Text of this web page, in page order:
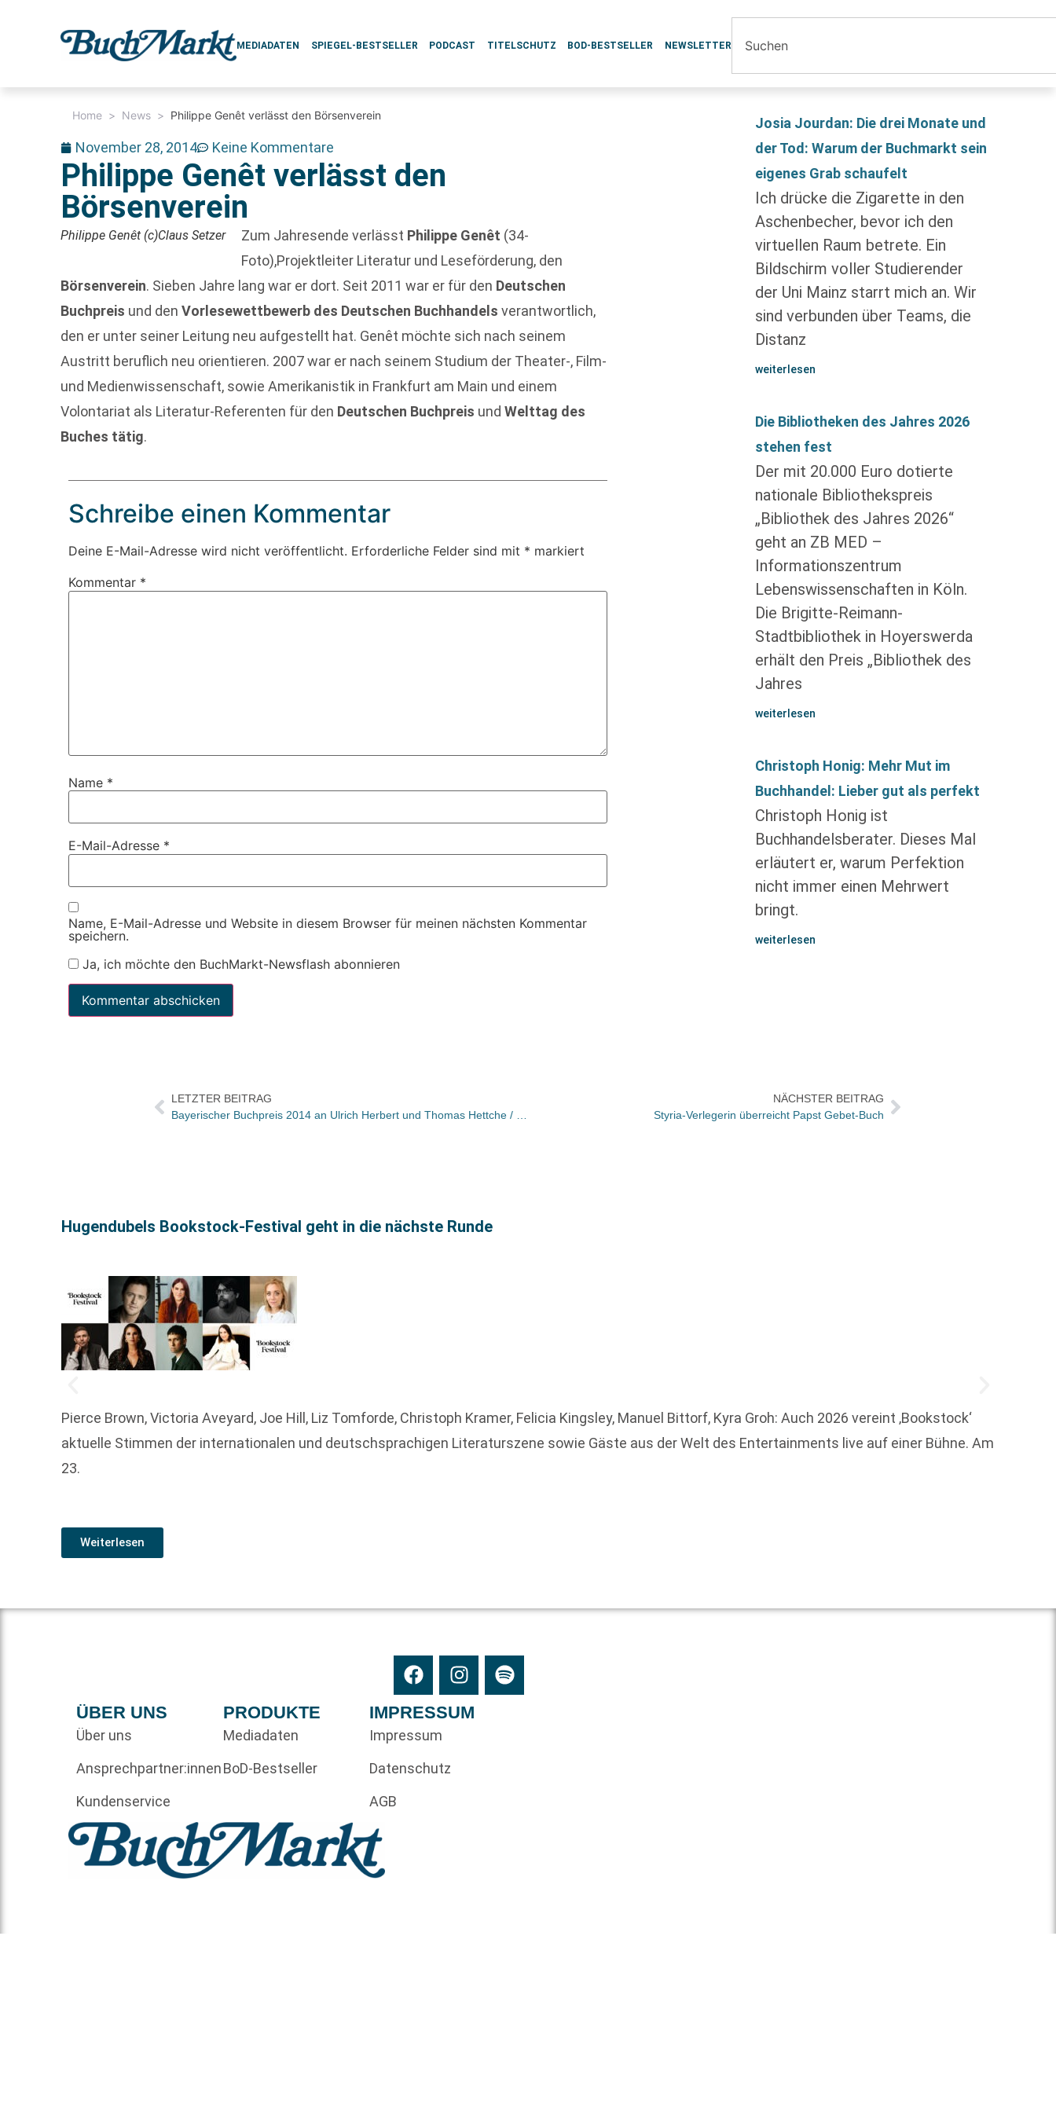
MEDIADATEN SPIEGEL-BESTSELLER PODCAST TITELSCHUTZ BOD-BESTSELLER NEWSLETTER
Home > News > Philippe Genêt verlässt den Börsenverein
November 28, 2014 Keine Kommentare
Philippe Genêt verlässt den
Börsenverein
Philippe Genêt (c)Claus Setzer Zum Jahresende verlässt Philippe Genêt (34-
Foto),Projektleiter Literatur und Leseförderung, den
Börsenverein. Sieben Jahre lang war er dort. Seit 2011 war er für den Deutschen
Buchpreis und denVorlesewettbewerb des Deutschen Buchhandels verantwortlich,
den er unter seiner Leitung neu aufgestellt hat. Genêt möchte sich nach seinem
Austritt beruflich neu orientieren. 2007 war er nach seinem Studium der Theater-, Film-
und Medienwissenschaft, sowie Amerikanistik in Frankfurt am Main und einem
Volontariat als Literatur-Referenten für den Deutschen Buchpreis undWelttag des
Buches tätig.
Schreibe einen Kommentar
Deine E-Mail-Adresse wird nicht veröffentlicht. Erforderliche Felder sind mit * markiert
Kommentar *
Name *
E-Mail-Adresse *
Name, E-Mail-Adresse und Website in diesem Browser für meinen nächsten Kommentar
speichern.
Ja, ich möchte den BuchMarkt-Newsflash abonnieren
Josia Jourdan: Die drei Monate und
der Tod: Warum der Buchmarkt sein
eigenes Grab schaufelt
Ich drücke die Zigarette in den
Aschenbecher, bevor ich den
virtuellen Raum betrete. Ein
Bildschirm voller Studierender
der Uni Mainz starrt mich an. Wir
sind verbunden über Teams, die
Distanz
weiterlesen
Die Bibliotheken des Jahres 2026
stehen fest
Der mit 20.000 Euro dotierte
nationale Bibliothekspreis
„Bibliothek des Jahres 2026“
geht an ZB MED –
Informationszentrum
Lebenswissenschaften in Köln.
Die Brigitte-Reimann-
Stadtbibliothek in Hoyerswerda
erhält den Preis „Bibliothek des
Jahres
weiterlesen
Christoph Honig: Mehr Mut im
Buchhandel: Lieber gut als perfekt
Christoph Honig ist
Buchhandelsberater. Dieses Mal
erläutert er, warum Perfektion
nicht immer einen Mehrwert
bringt.
weiterlesen
LETZTER BEITRAG
NÄCHSTER BEITRAG
Styria-Verlegerin überreicht Papst Gebet-Buch
Hugendubels Bookstock-Festival geht in die nächste Runde
Pierce Brown, Victoria Aveyard, Joe Hill, Liz Tomforde, Christoph Kramer, Felicia Kingsley, Manuel Bittorf, Kyra Groh: Auch 2026 vereint ‚Bookstock‘
aktuelle Stimmen der internationalen und deutschsprachigen Literaturszene sowie Gäste aus der Welt des Entertainments live auf einer Bühne. Am
23.
Weiterlesen
ÜBER UNS
Über uns
Ansprechpartner:innen
Kundenservice
PRODUKTE
Mediadaten
BoD-Bestseller
IMPRESSUM
Impressum
Datenschutz
AGB